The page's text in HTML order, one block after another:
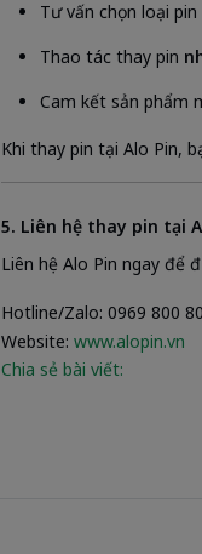
Tư vấn chọn loại
Thao tác thay pin
Cam kết sản phẩm
Khi thay pin tại Alo Pin,
5. Liên hệ thay pin tại
Liên hệ Alo Pin ngay để
Hotline/Zalo: 0969 800
Website: www.alopin.vn
Chia sẻ bài viết: